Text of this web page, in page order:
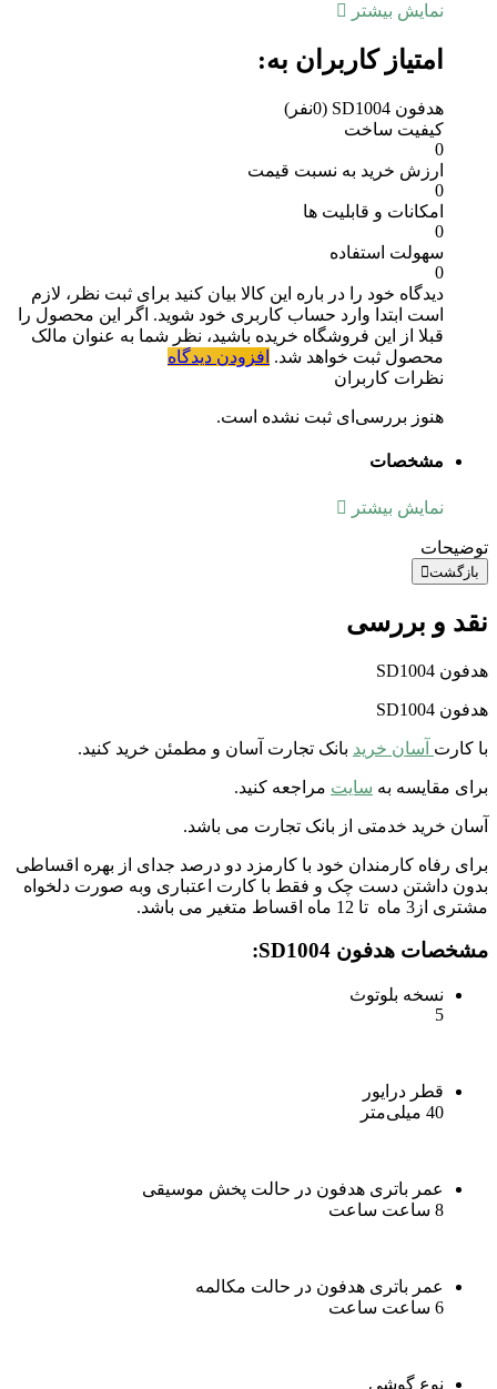
نمایش بیشتر
امتیاز کاربران به:
هدفون SD1004
(0نفر)
کیفیت ساخت
0
ارزش خرید به نسبت قیمت
0
امکانات و قابلیت ها
0
سهولت استفاده
0
دیدگاه خود را در باره این کالا بیان کنید برای ثبت نظر، لازم
است ابتدا وارد حساب کاربری خود شوید. اگر این محصول را
قبلا از این فروشگاه خریده باشید، نظر شما به عنوان مالک
محصول ثبت خواهد شد. افزودن دیدگاه
نظرات کاربران
هنوز بررسی‌ای ثبت نشده است.
مشخصات
نمایش بیشتر
توضیحات
بازگشت
نقد و بررسی
هدفون SD1004
هدفون SD1004
با کارت آسان خرید بانک تجارت آسان و مطمئن خرید کنید.
برای مقایسه به سایت مراجعه کنید.
آسان خرید خدمتی از بانک تجارت می باشد.
برای رفاه کارمندان خود با کارمزد دو درصد جدای از بهره اقساطی
بدون داشتن دست چک و فقط با کارت اعتباری وبه صورت دلخواه
مشتری از3 ماه تا 12 ماه اقساط متغیر می باشد.
مشخصات هدفون SD1004:
نسخه بلوتوث
5
قطر درایور
40 میلی‌متر
عمر باتری هدفون در حالت پخش موسیقی
8 ساعت ساعت
عمر باتری هدفون در حالت مکالمه
6 ساعت ساعت
نوع گوشی